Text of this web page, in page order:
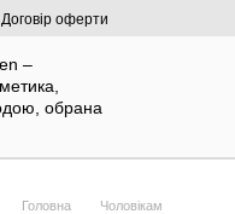
Договір оферти
Головна Чоловікам